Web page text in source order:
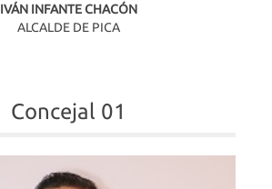
IVÁN INFANTE CHACÓN
ALCALDE DE PICA
Concejal 01